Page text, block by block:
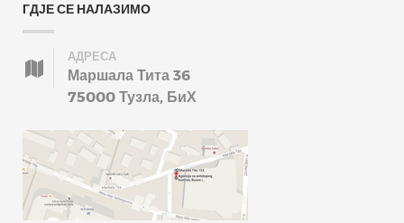
ГДЈЕ СЕ НАЛАЗИМО
АДРЕСА
Маршала Тита 36
75000 Тузла, БиХ